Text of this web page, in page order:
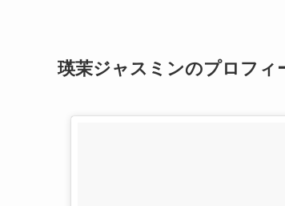
瑛茉ジャスミンのプロフィ